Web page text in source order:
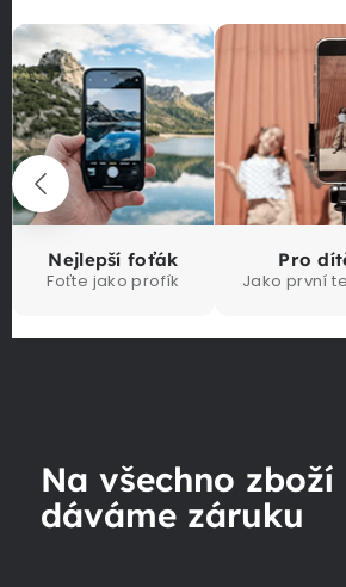
Nejlepší foťák
Foťte jako profík
Pro
Jako první
Na všechno zboží
dáváme záruku